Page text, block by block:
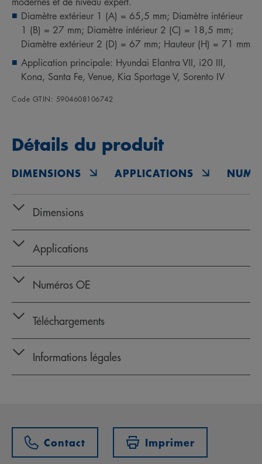
Diamètre extérieur 1 (A) = 65,5 mm; Diamètre intérieur
1 (B) = 27 mm; Diamètre intérieur 2 (C) = 18,5 mm;
Diamètre extérieur 2 (D) = 67 mm; Hauteur (H) = 71 mm
Application principale: Hyundai Elantra VII, i20 III,
Kona, Santa Fe, Venue, Kia Sportage V, Sorento IV
Code GTIN: 5904608106742
Détails du produit
DIMENSIONS APPLICATIONS
Dimensions
Applications
Numéros OE
Téléchargements
Informations légales
Contact Imprimer